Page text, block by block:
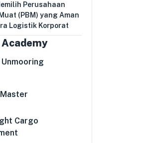
Perusahaan
(PBM) yang Aman
Logistik Korporat
Cargo